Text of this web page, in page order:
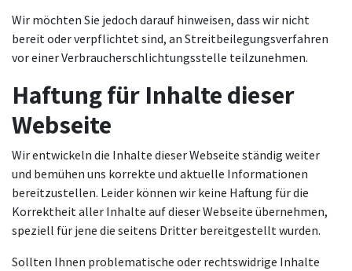
Wir möchten Sie jedoch darauf hinweisen, dass wir nicht
bereit oder verpflichtet sind, an Streitbeilegungsverfahren
vor einer Verbraucherschlichtungsstelle teilzunehmen.
Haftung für Inhalte dieser
Webseite
Wir entwickeln die Inhalte dieser Webseite ständig weiter
und bemühen uns korrekte und aktuelle Informationen
bereitzustellen. Leider können wir keine Haftung für die
Korrektheit aller Inhalte auf dieser Webseite übernehmen,
speziell für jene die seitens Dritter bereitgestellt wurden.
Sollten Ihnen problematische oder rechtswidrige Inhalte